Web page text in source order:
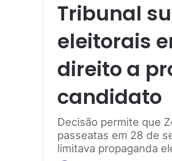
Tribunal
eleitorais
direito a
candidato
Decisão permite que
passeatas em 28 de
limitava propaganda